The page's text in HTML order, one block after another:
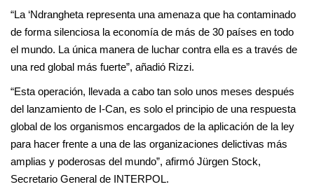
“La ‘Ndrangheta representa una amenaza que ha contaminado
de forma silenciosa la economía de más de 30 países en todo
el mundo. La única manera de luchar contra ella es a través de
una red global más fuerte”, añadió Rizzi.
“Esta operación, llevada a cabo tan solo unos meses después
del lanzamiento de I-Can, es solo el principio de una respuesta
global de los organismos encargados de la aplicación de la ley
para hacer frente a una de las organizaciones delictivas más
amplias y poderosas del mundo”, afirmó Jürgen Stock,
Secretario General de INTERPOL.